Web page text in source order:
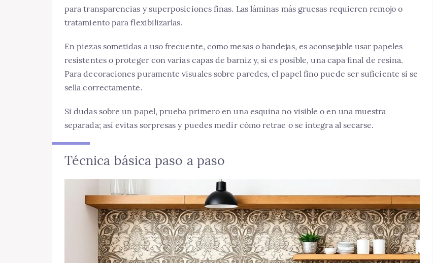
para transparencias y superposiciones finas. Las láminas más gruesas requieren remojo o
tratamiento para flexibilizarlas.
En piezas sometidas a uso frecuente, como mesas o bandejas, es aconsejable usar papeles
resistentes o proteger con varias capas de barniz y, si es posible, una capa final de resina.
Para decoraciones puramente visuales sobre paredes, el papel fino puede ser suficiente si se
sella correctamente.
Si dudas sobre un papel, prueba primero en una esquina no visible o en una muestra
separada; así evitas sorpresas y puedes medir cómo retrae o se integra al secarse.
Técnica básica paso a paso